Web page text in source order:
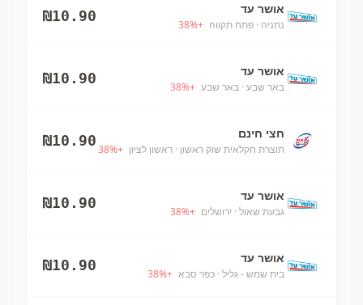
אושר עד
נתניה · פתח תקווה +
38%
₪10.90
אושר עד
באר שבע · באר שבע +
38%
₪10.90
חצי חינם
תוצרת חקלאית שוק ראשון · ראשון לציון +
38%
₪10.90
אושר עד
גבעת שאול · ירושלים +
38%
₪10.90
אושר עד
בית שמש - גליל · כפר סבא +
38%
₪10.90